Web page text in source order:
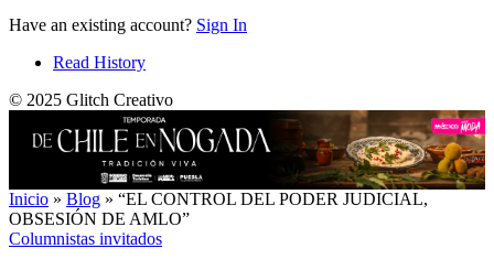
Have an existing account? Sign In
Read History
© 2025 Glitch Creativo
Inicio » Blog » “EL CONTROL DEL PODER JUDICIAL,
OBSESIÓN DE AMLO”
Columnistas invitados